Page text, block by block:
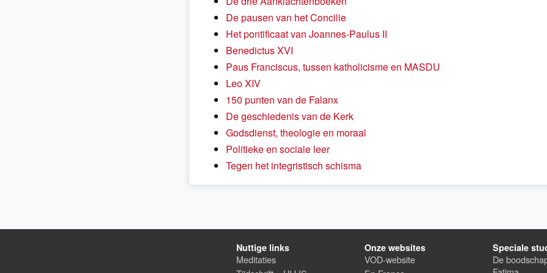
De pausen van het Concilie
Het pontificaat van Joannes-Paulus II
Benedictus XVI
Paus Franciscus, tussen katholicisme en MASDU
Leo XIV
150 punten van de Falanx
De geschiedenis van de Kerk
Godsdienst, theologie en moraal
Politieke en sociale leer
Tegen het integristisch schisma
Nuttige links
Meditaties
Onze websites
VOD-website
Speciale
De